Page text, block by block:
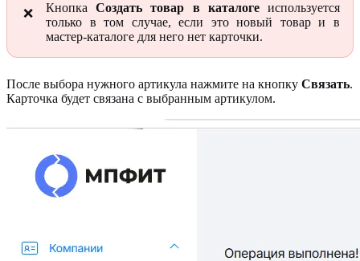
КнопкаСоздать товар в каталогеиспользуется
только в том случае, если это новый товар и в
мастер-каталоге для него нет карточки.
После выбора нужного артикула нажмите на кнопку Связать.
Карточка будет связана с выбранным артикулом.